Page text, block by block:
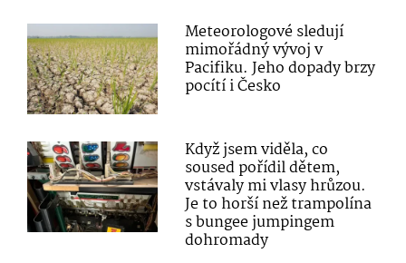
Meteorologové sledují
mimořádný vývoj v
Pacifiku. Jeho dopady brzy
pocítí i Česko
Když jsem viděla, co
soused pořídil dětem,
vstávaly mi vlasy hrůzou.
Je to horší než trampolína
s bungee jumpingem
dohromady